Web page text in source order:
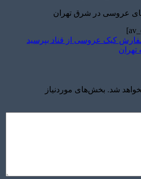
عروسی در شرق تهران
تهران
شد. بخش‌های موردنیاز